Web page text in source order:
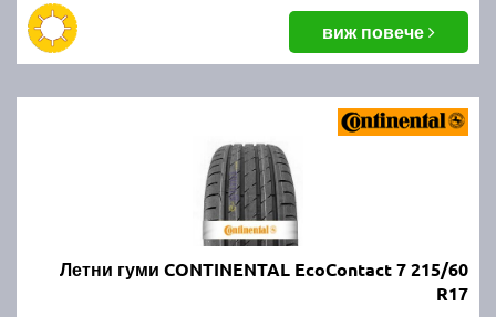
виж повече
Летни гуми CONTINENTAL EcoContact 7 215/60
R17